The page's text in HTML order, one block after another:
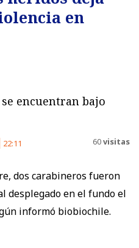
en
encuentran bajo
22:11 60visitas
dos carabineros fueron
desplegado en el fundo el
informó biobiochile.